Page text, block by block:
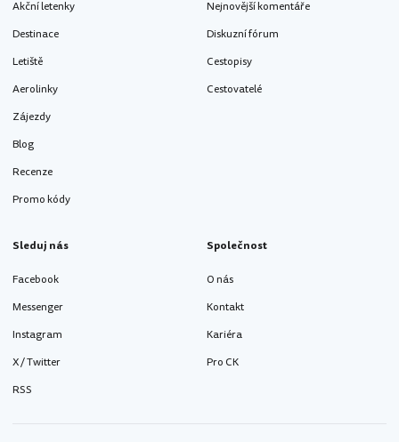
Akční letenky
Destinace
Letiště
Aerolinky
Zájezdy
Blog
Recenze
Promo kódy
Nejnovější komentáře
Diskuzní fórum
Cestopisy
Cestovatelé
Sleduj nás
Facebook
Messenger
Instagram
X / Twitter
RSS
Společnost
O nás
Kontakt
Kariéra
Pro CK